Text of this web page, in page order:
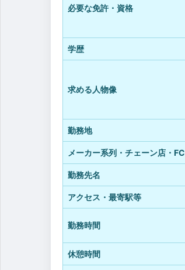
必要な免許・資格
学歴
求める人物像
勤務地
メーカー系列・チェーン店・FC
勤務先名
アクセス・最寄駅等
勤務時間
休憩時間